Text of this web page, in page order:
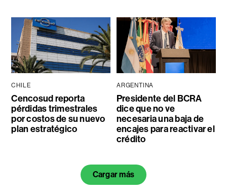
CHILE
Cencosud reporta
pérdidas trimestrales
por costos de su nuevo
plan estratégico
ARGENTINA
Presidente del BCRA
dice que no ve
necesaria una baja de
encajes para reactivar el
crédito
Cargar más